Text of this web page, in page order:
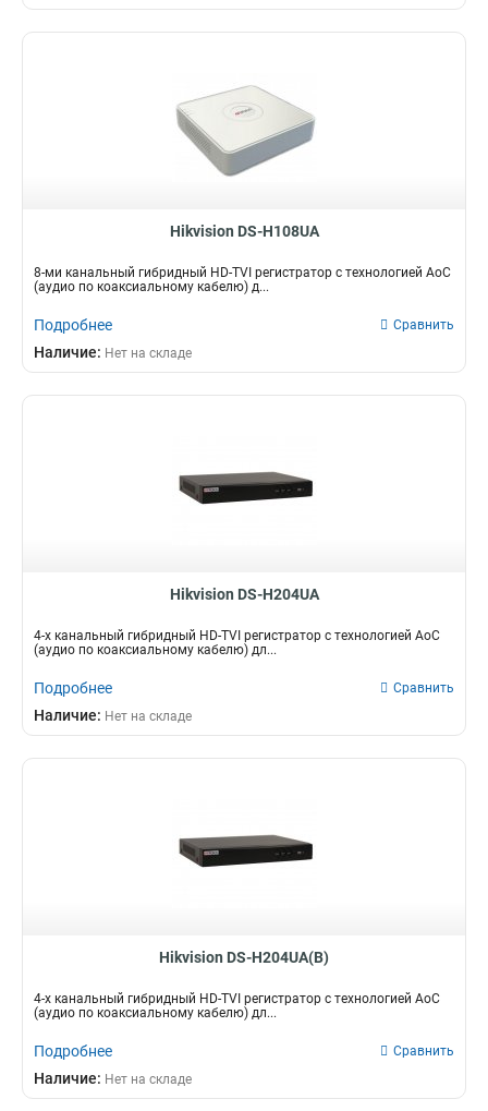
Hikvision DS-H108UA
8-ми канальный гибридный HD-TVI регистратор c технологией AoC
(аудио по коаксиальному кабелю) д...
Подробнее Сравнить
Наличие: Нет на складе
Hikvision DS-H204UA
4-х канальный гибридный HD-TVI регистратор c технологией AoC
(аудио по коаксиальному кабелю) дл...
Подробнее Сравнить
Наличие: Нет на складе
Hikvision DS-H204UA(B)
4-х канальный гибридный HD-TVI регистратор c технологией AoC
(аудио по коаксиальному кабелю) дл...
Подробнее Сравнить
Наличие: Нет на складе